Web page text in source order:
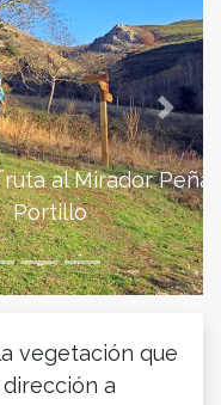
Peña
Next
vegetación que
a